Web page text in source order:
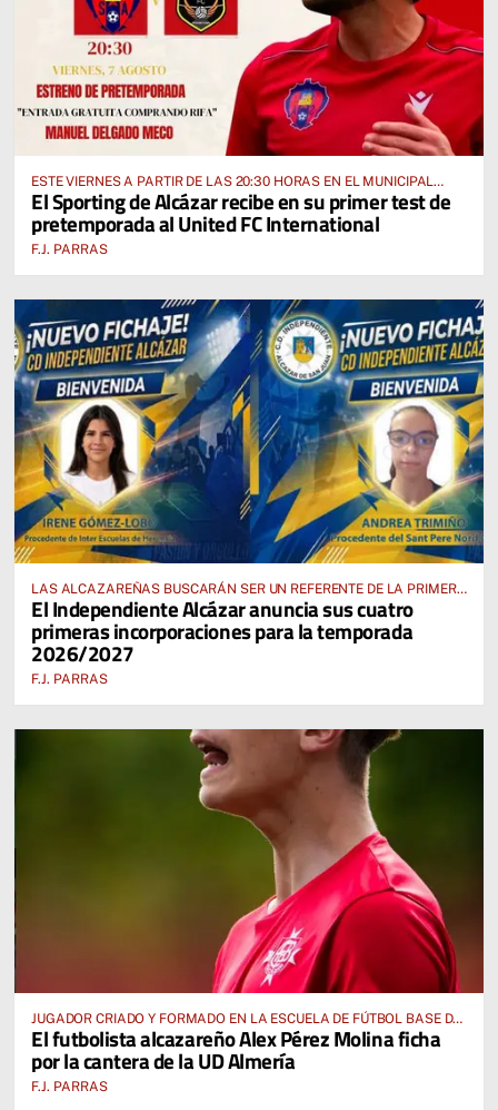
ESTE VIERNES A PARTIR DE LAS 20:30 HORAS EN EL MUNICIPAL
“MANUEL DELGADO MECO”
El Sporting de Alcázar recibe en su primer test de
pretemporada al United FC International
F.J. PARRAS
LAS ALCAZAREÑAS BUSCARÁN SER UN REFERENTE DE LA PRIMERA
AUTONÓMICA PREFERENTE FEMENINA
El Independiente Alcázar anuncia sus cuatro
primeras incorporaciones para la temporada
2026/2027
F.J. PARRAS
JUGADOR CRIADO Y FORMADO EN LA ESCUELA DE FÚTBOL BASE DE
ALCÁZAR DE SAN JUAN
El futbolista alcazareño Alex Pérez Molina ficha
por la cantera de la UD Almería
F.J. PARRAS